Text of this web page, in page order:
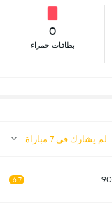
0
بطاقات حمراء
لم يشارك في 7 مباراة
90
6.7